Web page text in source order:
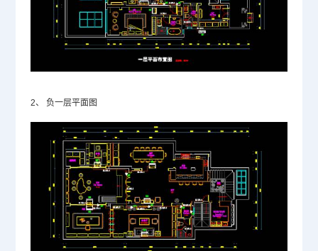
2、 负一层平面图